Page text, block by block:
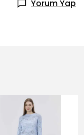
Yorum Yap